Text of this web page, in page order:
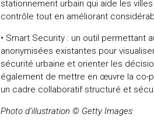
stationnement urbain qui aide les
contrôle tout en améliorant
• Smart Security : un outil permettant
anonymisées existantes pour
sécurité urbaine et orienter les
également de mettre en œuvre la co-
un cadre collaboratif structuré et
Photo d’illustration © Getty Images